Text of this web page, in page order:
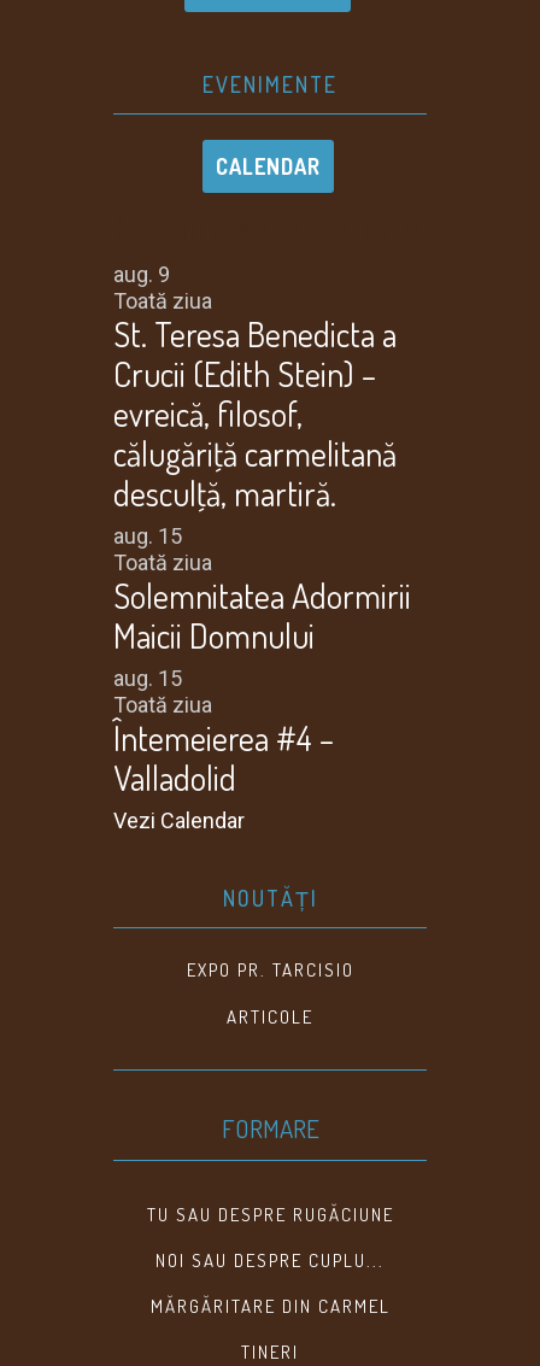
EVENIMENTE
CALENDAR
aug. 9
Toată ziua
St. Teresa Benedicta a
Crucii (Edith Stein) –
evreică, filosof,
călugăriţă carmelitană
desculţă, martiră.
aug. 15
Toată ziua
Solemnitatea Adormirii
Maicii Domnului
aug. 15
Toată ziua
Întemeierea #4 –
Valladolid
Vezi Calendar
NOUTĂȚI
EXPO PR. TARCISIO
ARTICOLE
FORMARE
TU SAU DESPRE RUGĂCIUNE
NOI SAU DESPRE CUPLU...
MĂRGĂRITARE DIN CARMEL
TINERI